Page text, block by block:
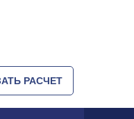
РАСЧЕТ